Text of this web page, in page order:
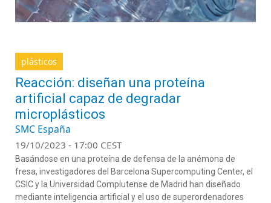
plásticos
Reacción: diseñan una proteína
artificial capaz de degradar
microplásticos
SMC España
19/10/2023 - 17:00 CEST
Basándose en una proteína de defensa de la anémona de
fresa, investigadores del Barcelona Supercomputing Center, el
CSIC y la Universidad Complutense de Madrid han diseñado
mediante inteligencia artificial y el uso de superordenadores